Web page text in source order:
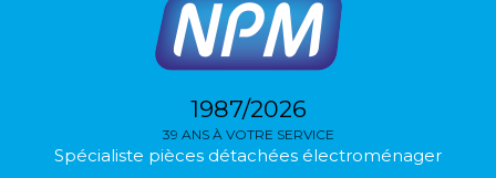
1987/2026
39 ANS À VOTRE SERVICE
Spécialiste pièces détachées électroménager